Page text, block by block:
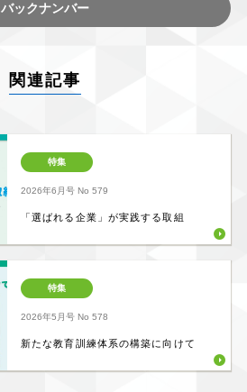
バックナンバー
関連記事
特集
2026年6月号No 579
「選ばれる企業」が実践する取組
特集
2026年5月号No 578
新たな教育訓練体系の構築に向けて